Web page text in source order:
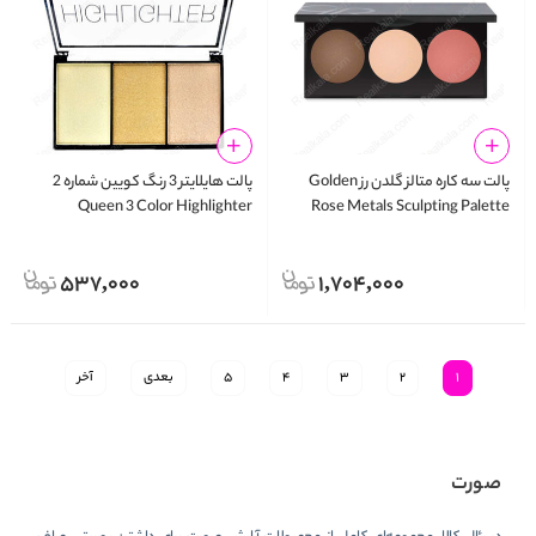
پالت سه کاره متالز گلدن رز Golden
Rose Metals Sculpting Palette
1,704,000
پالت هایلایتر 3 رنگ کویین شماره 2
Queen 3 Color Highlighter
537,000
1
2
3
4
5 بعدی آخر
صورت